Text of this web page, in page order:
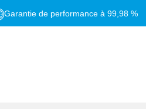
Garantie de performance à 99,98 %